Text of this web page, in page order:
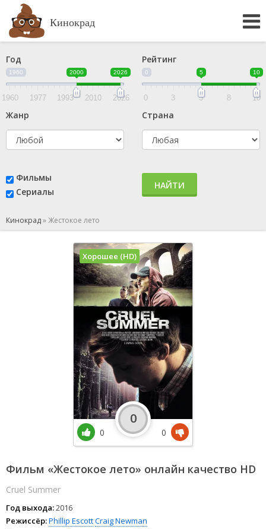
Кинокрад
Год
1960 2000 2026
1960 1977 1993 2010 2026
Рейтинг
0 5 10
0 3 5 8 10
Жанр Страна
Фильмы
Сериалы
НАЙТИ
Кинокрад»Жестокое лето
Фильм «Жестокое лето» онлайн качество HD
Cruel Summer
Год выхода:2016
Режиссёр:Phillip EscottCraig Newman
Хорошее (HD)
0
0
0